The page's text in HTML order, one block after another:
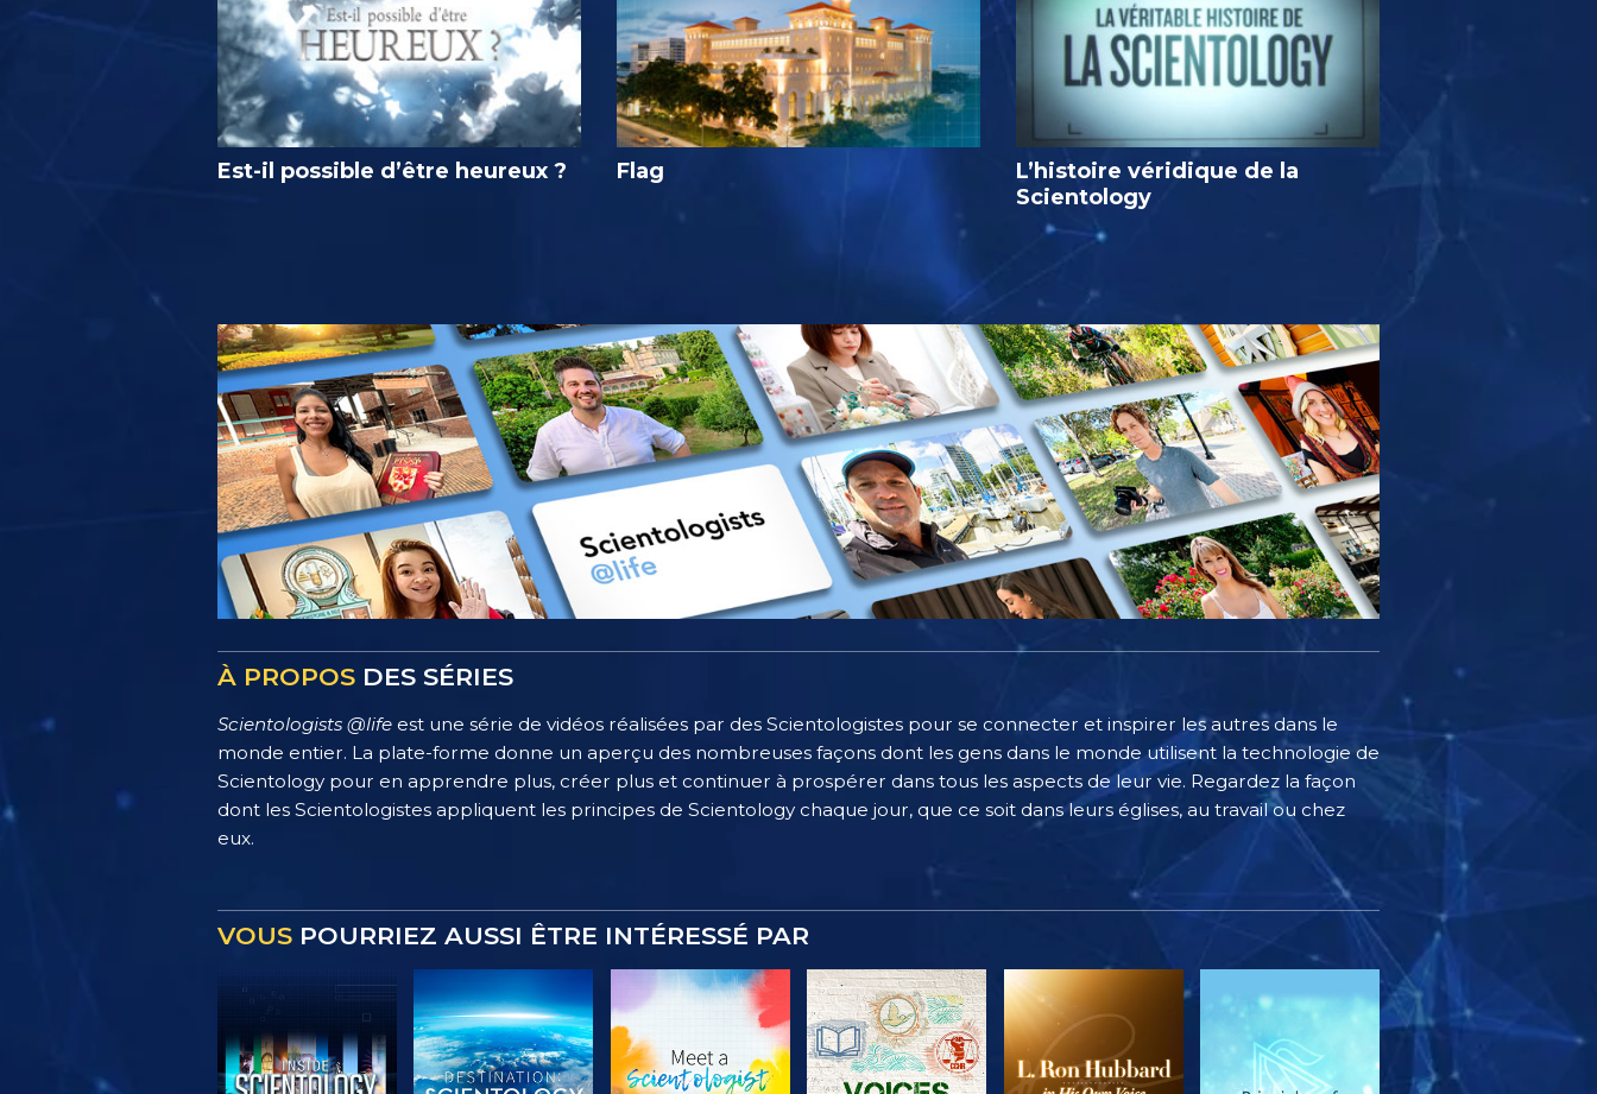
Est-il possible d’être heureux ? Flag
L’histoire véridique de la
Scientology
À PROPOS DES SÉRIES
Scientologists @life est une série de vidéos réalisées par des Scientologistes pour se connecter et inspirer les autres dans le
monde entier. La plate-forme donne un aperçu des nombreuses façons dont les gens dans le monde utilisent la technologie de
Scientology pour en apprendre plus, créer plus et continuer à prospérer dans tous les aspects de leur vie. Regardez la façon
dont les Scientologistes appliquent les principes de Scientology chaque jour, que ce soit dans leurs églises, au travail ou chez
eux.
VOUS POURRIEZ AUSSI ÊTRE INTÉRESSÉ PAR